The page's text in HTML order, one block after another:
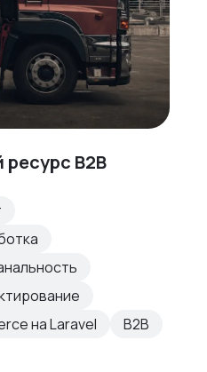
B2B
на Laravel
B2B